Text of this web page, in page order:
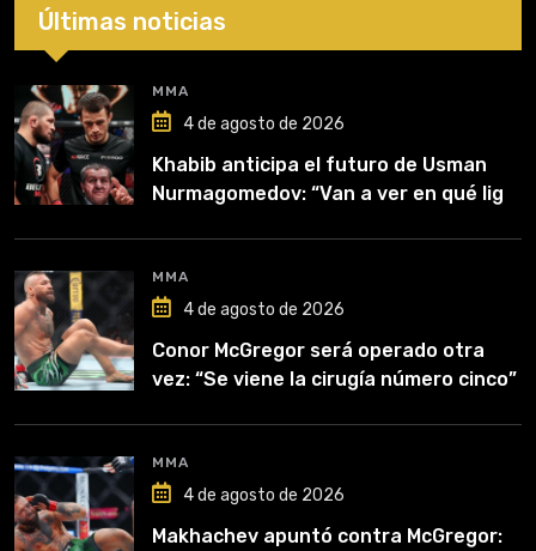
Últimas noticias
MMA
4 de agosto de 2026
Khabib anticipa el futuro de Usman
Nurmagomedov: “Van a ver en qué liga
MMA
4 de agosto de 2026
Conor McGregor será operado otra
vez: “Se viene la cirugía número cinco”
MMA
4 de agosto de 2026
Makhachev apuntó contra McGregor: